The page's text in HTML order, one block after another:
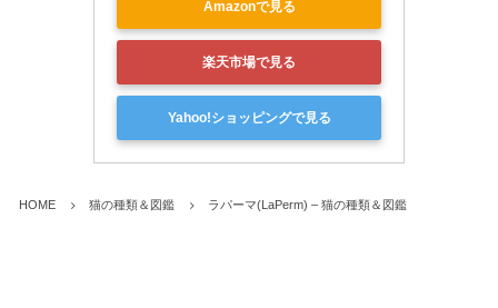
Amazonで見る
楽天市場で見る
Yahoo!ショッピングで見る
HOME 猫の種類＆図鑑 ラパーマ(LaPerm) – 猫の種類＆図鑑